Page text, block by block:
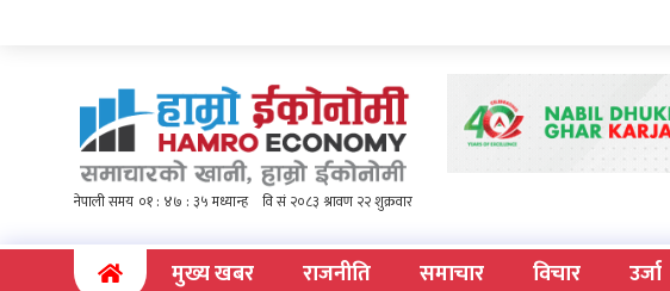
(current)मुख्य खबर राजनीति समाचार विचार उर्जा